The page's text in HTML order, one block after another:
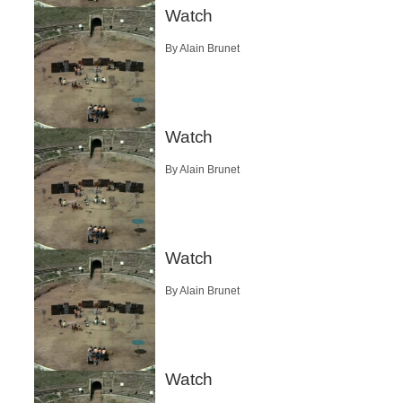
Watch
By Alain Brunet
Watch
By Alain Brunet
Watch
By Alain Brunet
Watch